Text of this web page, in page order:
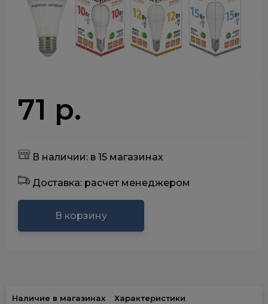
71 р.
В наличии: в 15 магазинах
Доставка: расчет менеджером
В корзину
Наличие в магазинах Характеристики